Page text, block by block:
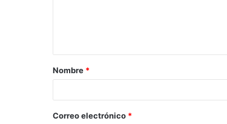
a
r
Nombre *
Correo electrónico *